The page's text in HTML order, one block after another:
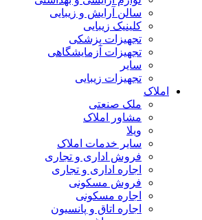
سالن آرایش و زیبایی
کلینیک زیبایی
تجهیزات پزشکی
تجهیزات آزمایشگاهی
سایر
تجهیزات زیبایی
املاک
ملک صنعتی
مشاور املاک
ویلا
سایر خدمات املاک
فروش اداری و تجاری
اجاره اداری و تجاری
فروش مسکونی
اجاره مسکونی
اجاره اتاق و پانسیون